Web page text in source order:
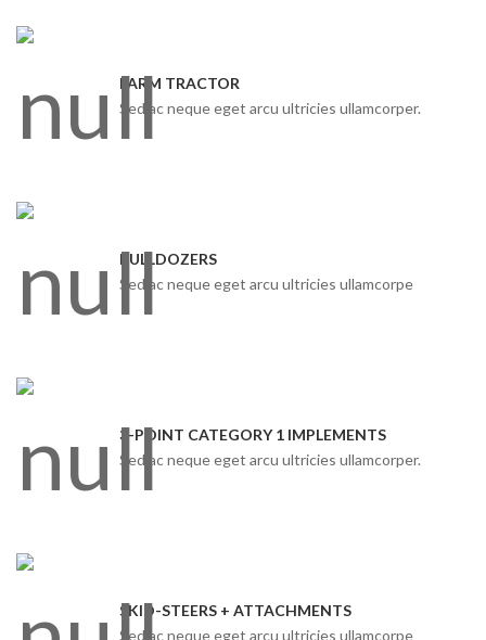
FARM TRACTOR
Sed ac neque eget arcu ultricies ullamcorper.
BULLDOZERS
Sed ac neque eget arcu ultricies ullamcorpe
3-POINT CATEGORY 1 IMPLEMENTS
Sed ac neque eget arcu ultricies ullamcorper.
SKID-STEERS + ATTACHMENTS
Sed ac neque eget arcu ultricies ullamcorpe